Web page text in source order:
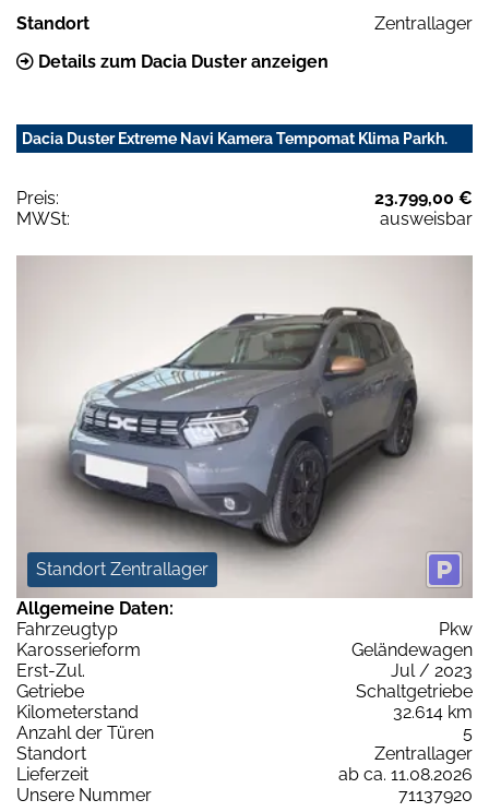
Standort
Zentrallager
Details zum Dacia Duster anzeigen
Dacia Duster Extreme Navi Kamera Tempomat Klima Parkh.
Preis:
23.799,00 €
MWSt:
ausweisbar
Standort Zentrallager
Allgemeine Daten:
Fahrzeugtyp
Pkw
Karosserieform
Geländewagen
Erst-Zul.
Jul / 2023
Getriebe
Schaltgetriebe
Kilometerstand
32.614 km
Anzahl der Türen
5
Standort
Zentrallager
Lieferzeit
ab ca. 11.08.2026
Unsere Nummer
71137920